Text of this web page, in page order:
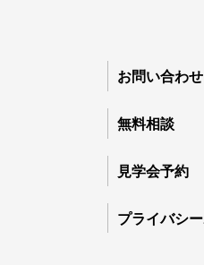
お問い合わせ
無料相談
見学会予約
プライバシ